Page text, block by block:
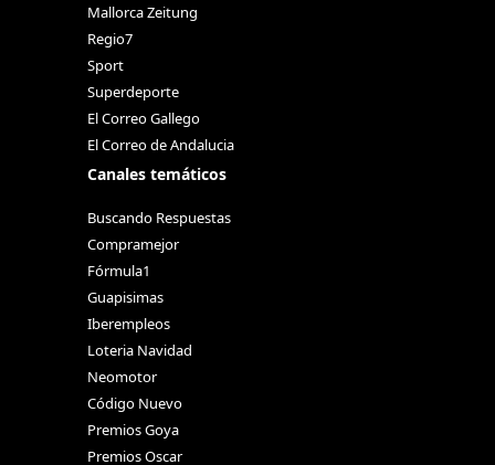
Mallorca Zeitung
Regio7
Sport
Superdeporte
El Correo Gallego
El Correo de Andalucia
Canales temáticos
Buscando Respuestas
Compramejor
Fórmula1
Guapisimas
Iberempleos
Loteria Navidad
Neomotor
Código Nuevo
Premios Goya
Premios Oscar